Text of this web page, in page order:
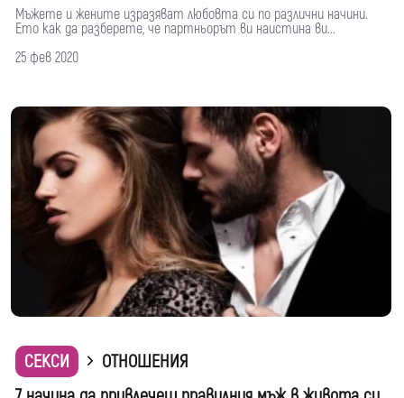
Мъжете и жените изразяват любовта си по различни начини.
Ето как да разберете, че партньорът ви наистина ви...
25 фев 2020
СЕКСИ
ОТНОШЕНИЯ